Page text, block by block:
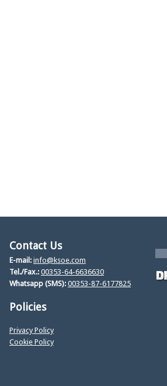
Contact Us
E-mail: info@ksoe.com
Tel./Fax.: 00353-64-6636630
Whatsapp (SMS): 00353-87-6177825
Policies
Privacy Policy
Cookie Policy